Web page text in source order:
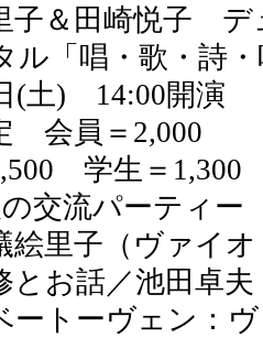
子＆田崎悦子 デ
ル「唱・歌・詩
(土) 14:00開演
会員＝2,000
学生＝1,300
交流パーティ
絵里子（ヴァイ
とお話／池田卓
ートーヴェン：